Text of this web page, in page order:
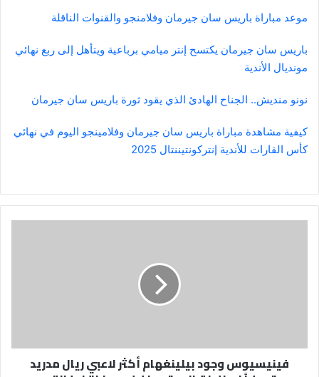
موعد مباراة باريس سان جيرمان وفلامنجو والقنوات الناقلة
باريس سان جيرمان يكتسح إنتر ميامي برباعية ويتأهل إلى ربع نهائي
مونديال الأندية
نونو منديش.. الجناح الهادئ الذي يقود ثورة باريس سان جيرمان
كيفية مشاهدة مباراة باريس سان جيرمان وفلامينجو اليوم في نهائي
كأس القارات للأندية إنتركونتيننتال 2025
لصافرات
الاستهجان
فينيسيوس وجود بيلينغهام أكثر لاعبي ريال مدريد